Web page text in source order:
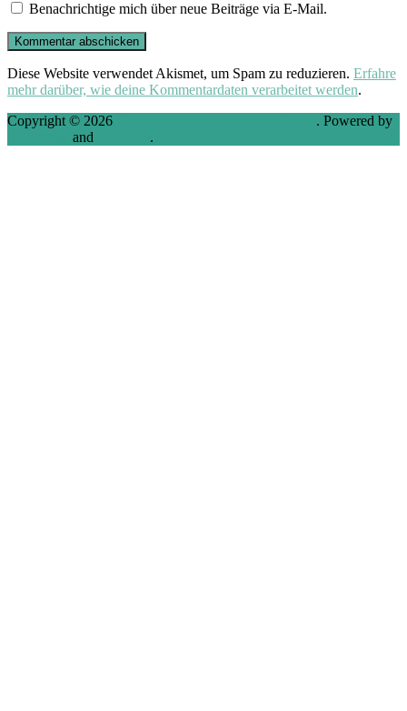
Benachrichtige mich über neue Beiträge via E-Mail.
Diese Website verwendet Akismet, um Spam zu reduzieren. Erfahre
mehr darüber, wie deine Kommentardaten verarbeitet werden.
Copyright © 2026
. Powered by
and .